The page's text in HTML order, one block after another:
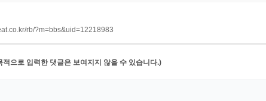
rb/?m=bbs&uid=12218983
적으로 입력한 댓글은 보여지지 않을 수 있습니다.)